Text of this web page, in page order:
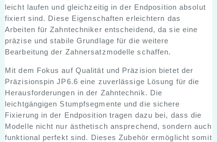
leicht laufen und gleichzeitig in der Endposition absolut
fixiert sind. Diese Eigenschaften erleichtern das
Arbeiten für Zahntechniker entscheidend, da sie eine
präzise und stabile Grundlage für die weitere
Bearbeitung der Zahnersatzmodelle schaffen.
Mit dem Fokus auf Qualität und Präzision bietet der
Präzisionspin JP6.6 eine zuverlässige Lösung für die
Herausforderungen in der Zahntechnik. Die
leichtgängigen Stumpfsegmente und die sichere
Fixierung in der Endposition tragen dazu bei, dass die
Modelle nicht nur ästhetisch ansprechend, sondern auch
funktional perfekt sind. Dieses Zubehör ermöglicht somit